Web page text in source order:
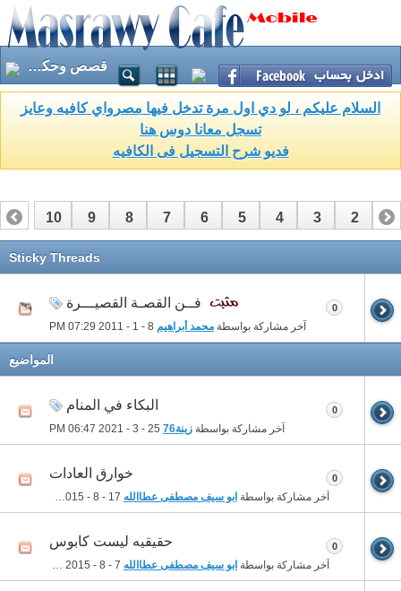
قصص وحكايات وروايات
السلام عليكم ، لو دي اول مرة تدخل فيها مصرواي كافيه وعايز
تسجل معانا دوس هنا
فديو شرح التسجيل فى الكافيه
1
2
3
4
5
6
7
8
9
10
Sticky Threads
فــن القصـة القصيـــرة
آخر مشاركة بواسطة محمد أبراهيم 07:29 PM
0
المواضيع
البكاء في المنام
آخر مشاركة بواسطة زينة76 06:47 PM
0
خوارق العادات
آخر مشاركة بواسطة ابو سيف مصطفى عطاالله
0
حقيقيه ليست كابوس
آخر مشاركة بواسطة ابو سيف مصطفى عطاالله
0